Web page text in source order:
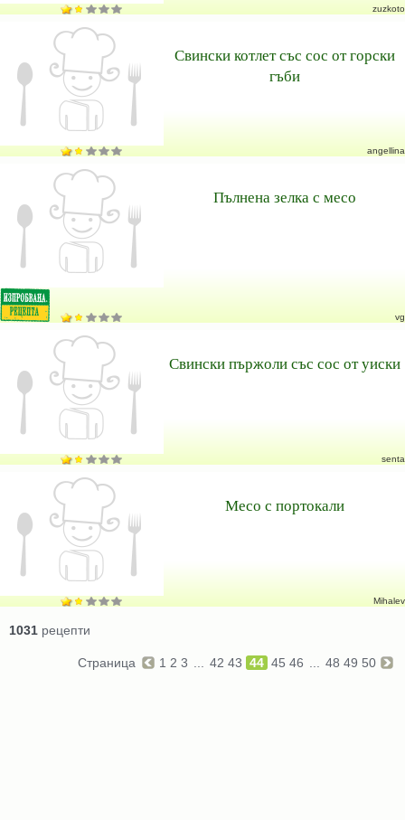
zuzkoto
Свински котлет със сос от горски
гъби
angellina
Пълнена зелка с месо
vg
Свински пържоли със сос от уиски
senta
Месо с портокали
Mihalev
1031 рецепти
Страница 1 2 3 42 43 44 45 46 48 49 50